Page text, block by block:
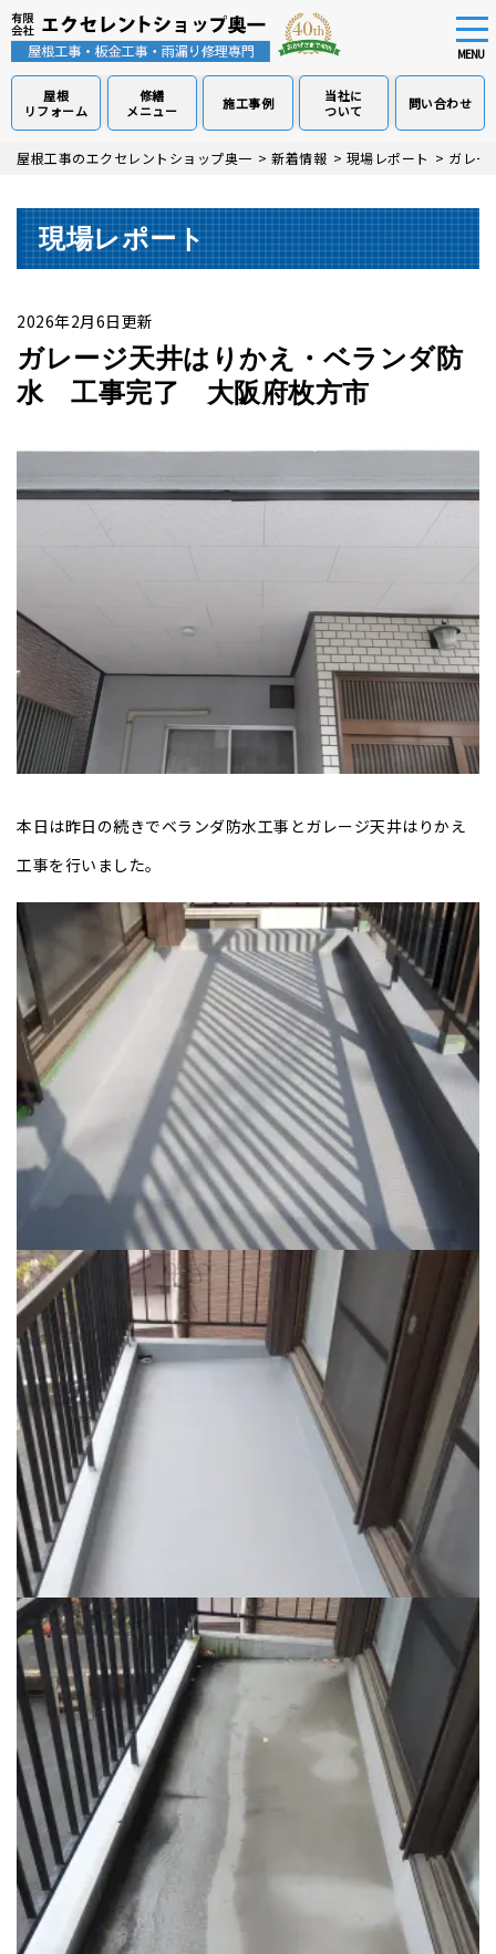
Skip
content
MENU
屋根
リフォーム
修繕
メニュー
施工事例
当社に
ついて
問い合わせ
屋根工事のエクセレントショップ奥一 > 新着情報 > 現場レポート > ガレ
現場レポート
2026年2月6日更新
ガレージ天井はりかえ・ベランダ防
水 工事完了 大阪府枚方市
本日は昨日の続きでベランダ防水工事とガレージ天井はりかえ
工事を行いました。